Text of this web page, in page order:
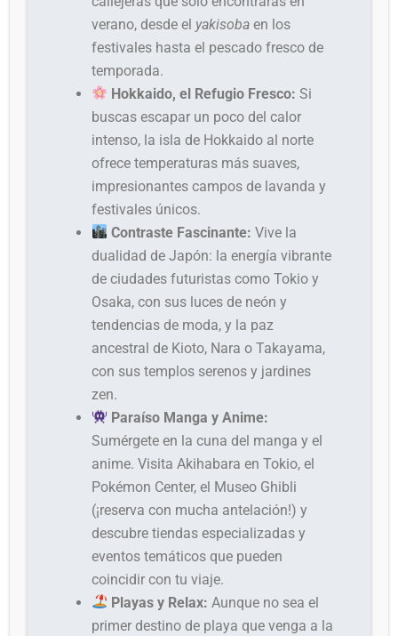
verano, desde el yakisoba en los
festivales hasta el pescado fresco de
temporada.
Hokkaido, el Refugio Fresco: Si
buscas escapar un poco del calor
intenso, la isla de Hokkaido al norte
ofrece temperaturas más suaves,
impresionantes campos de lavanda y
festivales únicos.
Contraste Fascinante: Vive la
dualidad de Japón: la energía vibrante
de ciudades futuristas como Tokio y
Osaka, con sus luces de neón y
tendencias de moda, y la paz
ancestral de Kioto, Nara o Takayama,
con sus templos serenos y jardines
zen.
Paraíso Manga y Anime:
Sumérgete en la cuna del manga y el
anime. Visita Akihabara en Tokio, el
Pokémon Center, el Museo Ghibli
(¡reserva con mucha antelación!) y
descubre tiendas especializadas y
eventos temáticos que pueden
coincidir con tu viaje.
Playas y Relax: Aunque no sea el
primer destino de playa que venga a la